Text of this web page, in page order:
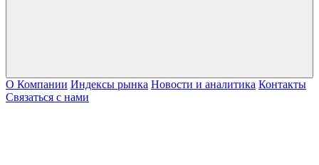
О Компании Индексы рынка Новости и аналитика Контакты
Связаться с нами